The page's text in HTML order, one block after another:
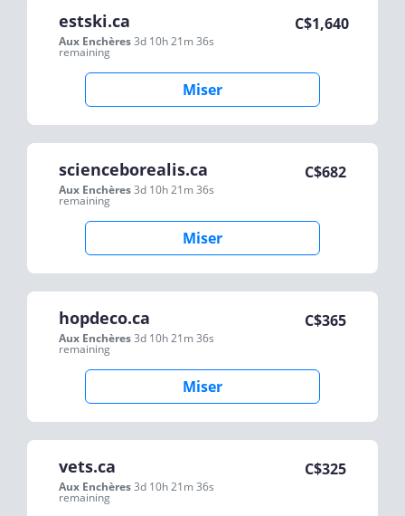
estski.ca
Aux Enchères3d 10h 21m 36s
remaining
C$1,640
Miser
scienceborealis.ca
Aux Enchères3d 10h 21m 36s
remaining
C$682
Miser
hopdeco.ca
Aux Enchères3d 10h 21m 36s
remaining
C$365
Miser
vets.ca
Aux Enchères3d 10h 21m 36s
remaining
C$325